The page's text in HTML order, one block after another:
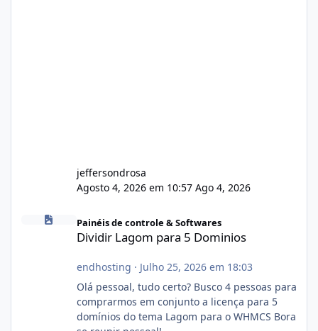
jeffersondrosa
Agosto 4, 2026 em 10:57 Ago 4, 2026
Dividir Lagom para 5 Dominios
Painéis de controle & Softwares
Dividir Lagom para 5 Dominios
endhosting · Julho 25, 2026 em 18:03
Olá pessoal, tudo certo? Busco 4 pessoas para
comprarmos em conjunto a licença para 5
domínios do tema Lagom para o WHMCS Bora